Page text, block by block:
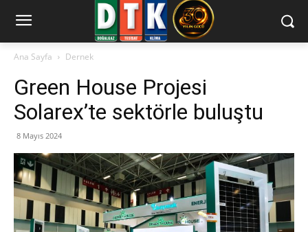
Ana Sayfa Dernek
Green House Projesi
Solarex’te sektörle buluştu
8 Mayıs 2024